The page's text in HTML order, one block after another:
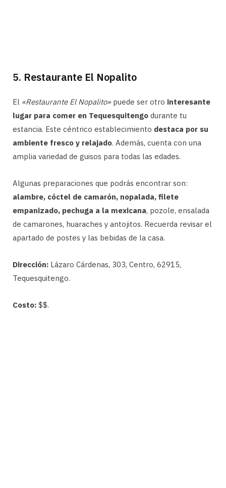
5. Restaurante El Nopalito
El «Restaurante El Nopalito»puede ser otro interesante
lugar para comer en Tequesquitengo durante tu
estancia. Este céntrico establecimiento destaca por su
ambiente fresco y relajado. Además, cuenta con una
amplia variedad de guisos para todas las edades.
Algunas preparaciones que podrás encontrar son:
alambre, cóctel de camarón, nopalada, filete
empanizado, pechuga a la mexicana, pozole, ensalada
de camarones, huaraches y antojitos. Recuerda revisar el
apartado de postes y las bebidas de la casa.
Dirección: Lázaro Cárdenas, 303, Centro, 62915,
Tequesquitengo.
Costo: $$.